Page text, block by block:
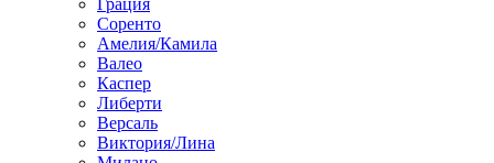
Грация
Соренто
Амелия/Камила
Валео
Каспер
Либерти
Версаль
Виктория/Лина